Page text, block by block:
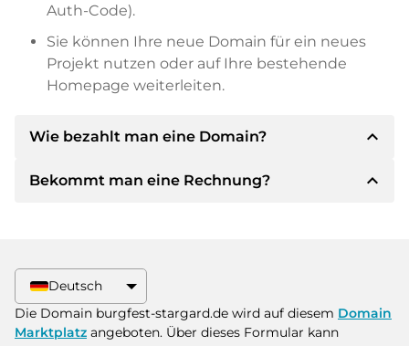
Auth-Code).
Sie können Ihre neue Domain für ein neues
Projekt nutzen oder auf Ihre bestehende
Homepage weiterleiten.
Wie bezahlt man eine Domain? expand_less
Nach einer Einigung wird der Inhaber Ihnen die
Zahlungsmethoden anbieten.
Bitte geben Sie bei der Überweisung immer
den Domainnamen und die
Bekommt man eine Rechnung? expand_less
größeren Kaufpreisen bekommen Sie auf
Wunsch auch einen zusätzlichen Kaufvertrag.
Deutsch
Die Domain burgfest-stargard.de wird auf diesem Domain
Marktplatz angeboten. Über dieses Formular kann